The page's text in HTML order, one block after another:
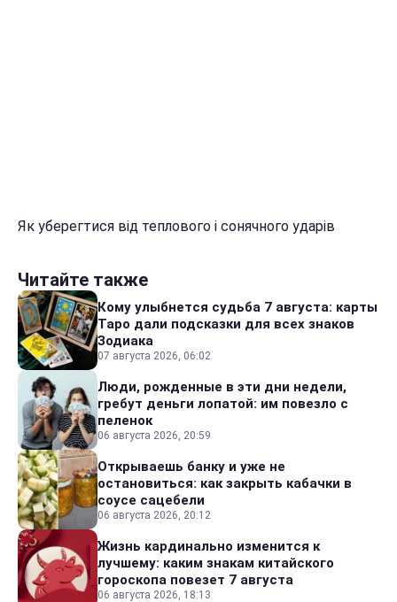
Як уберегтися від теплового і сонячного ударів
Читайте также
Кому улыбнется судьба 7 августа: карты
Таро дали подсказки для всех знаков
Зодиака
07 августа 2026, 06:02
Люди, рожденные в эти дни недели,
гребут деньги лопатой: им повезло с
пеленок
06 августа 2026, 20:59
Открываешь банку и уже не
остановиться: как закрыть кабачки в
соусе сацебели
06 августа 2026, 20:12
Жизнь кардинально изменится к
лучшему: каким знакам китайского
гороскопа повезет 7 августа
06 августа 2026, 18:13